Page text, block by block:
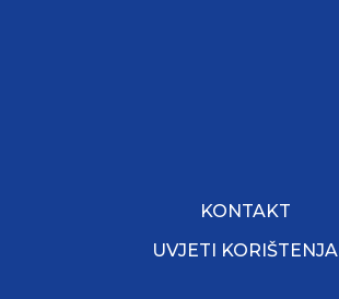
KONTAKT
UVJETI KORIŠTENJA